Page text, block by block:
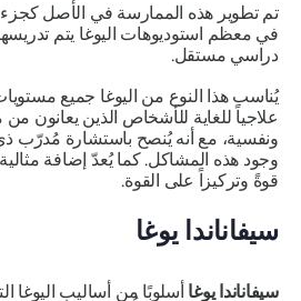
تم تطوير هذه الممارسة في الأصل كجزء
في معظم استوديوهات اليوغا يتم
دراسي مستقل.
يُناسب هذا النوع من اليوغا جميع
علاجياً للغاية للأشخاص الذين يعانون
ونفسية، مع أنه يُنصح باستشارة مُدرّب
وجود هذه المشاكل. كما يُعدّ إضافة مثالية
قوةً وتركيزاً على القوة.
سيفاناندا يوغا
سيفاناندا يوغاأسلوبًا من أساليب اليوغا